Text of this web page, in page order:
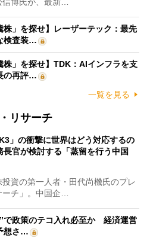
信博氏が、最新…
株」を探せ】レーザーテック：最先
検査装…
株」を探せ】TDK：AIインフラを支
の再評…
一覧を見る
リサーチ
」の衝撃に世界はどう対応するの
官が検討する「蒸留を行う中国
資の第一人者・田代尚機氏のプレ
ーチ」。中国企…
で政策のテコ入れ必至か 経済運営
想さ…